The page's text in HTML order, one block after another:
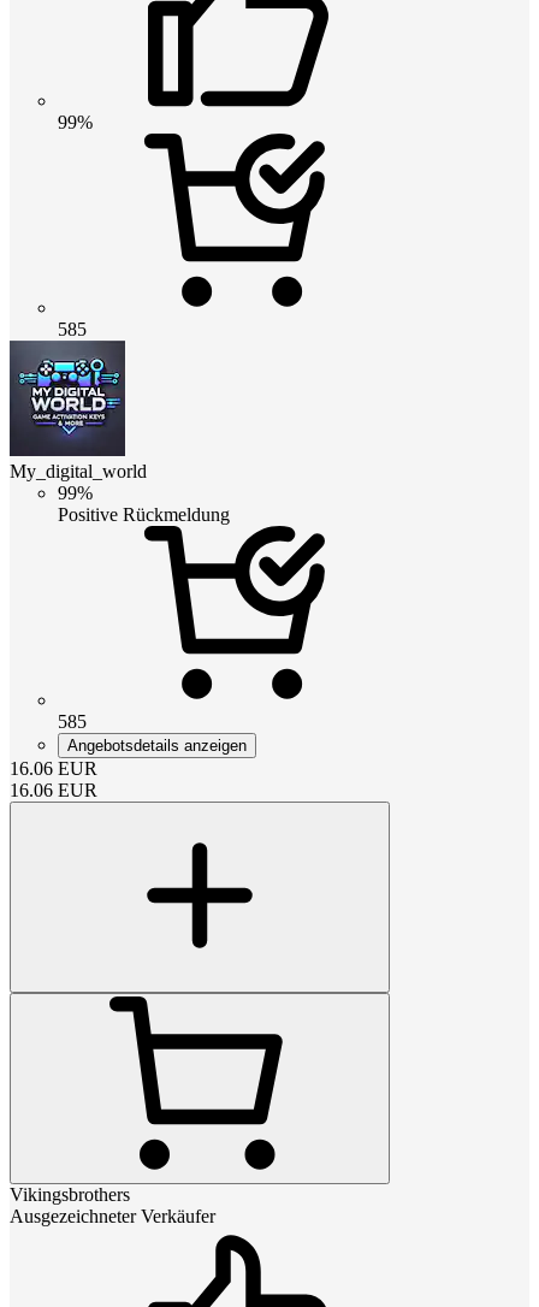
99%
585
My_digital_world
99%
Positive Rückmeldung
585
Angebotsdetails anzeigen
16.06 EUR
16.06 EUR
Vikingsbrothers
Ausgezeichneter Verkäufer